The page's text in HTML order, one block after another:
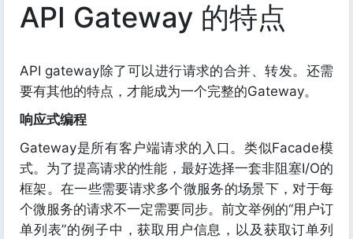
API Gateway 的特点
API gateway除了可以进行请求的合并、转发。还需
要有其他的特点，才能成为一个完整的Gateway。
响应式编程
Gateway是所有客户端请求的入口。类似Facade模
式。为了提高请求的性能，最好选择一套非阻塞I/O的
框架。在一些需要请求多个微服务的场景下，对于每
个微服务的请求不一定需要同步。前文举例的“用户订
单列表”的例子中，获取用户信息，以及获取订单列